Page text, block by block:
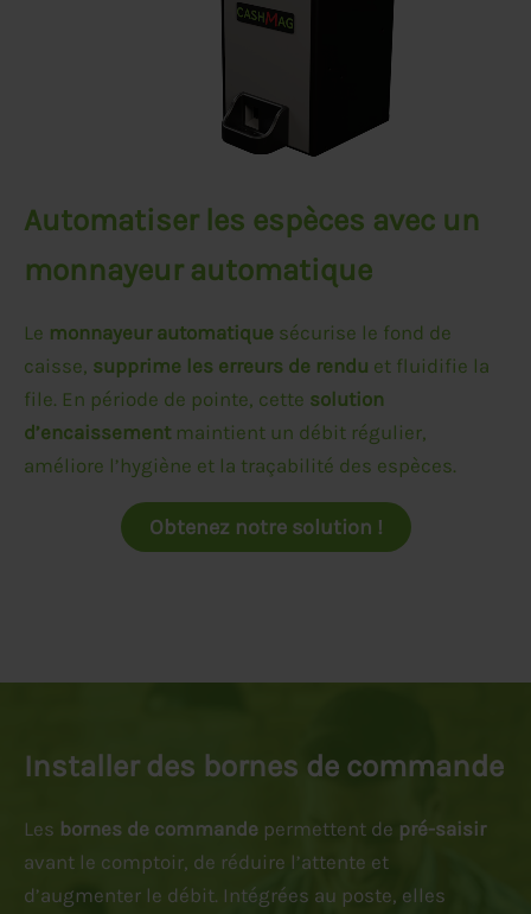
Automatiser les espèces avec un
monnayeur automatique
Le monnayeur automatique sécurise le fond de
caisse, supprime les erreurs de rendu et fluidifie la
file. En période de pointe, cette solution
d’encaissement maintient un débit régulier,
améliore l’hygiène et la traçabilité des espèces.
Obtenez notre solution !
Installer des bornes de commande
Les bornes de commande permettent de pré-saisir
avant le comptoir, de réduire l’attente et
d’augmenter le débit. Intégrées au poste, elles